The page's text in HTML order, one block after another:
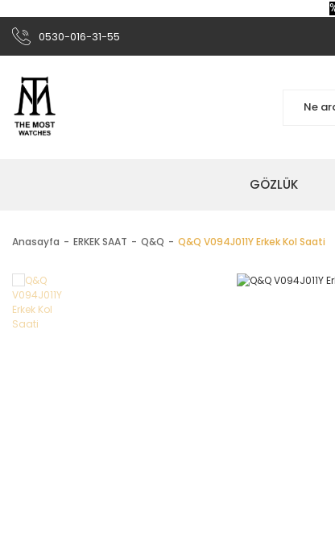
0530-016-31-55
GÖZLÜK
Anasayfa ERKEK SAAT Q&Q Q&Q V094J011Y Erkek Kol Saati